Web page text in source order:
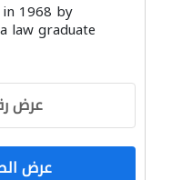
1968 by
law graduate
عرض
عرض